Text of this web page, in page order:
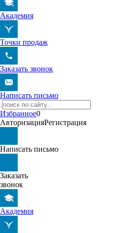
Академия
Точки продаж
Заказать звонок
Написать письмо
Избранное0
АвторизацияРегистрация
Написать письмо
Заказать
звонок
Академия